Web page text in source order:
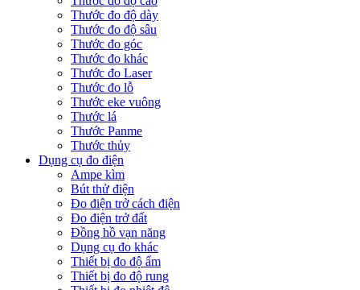
Thước đo độ dày
Thước đo độ sâu
Thước đo góc
Thước đo khác
Thước đo Laser
Thước đo lỗ
Thước eke vuông
Thước lá
Thước Panme
Thước thủy
Dụng cụ đo điện
Ampe kìm
Bút thử điện
Đo điện trở cách điện
Đo điện trở đất
Đồng hồ vạn năng
Dụng cụ đo khác
Thiết bị đo độ ẩm
Thiết bị đo độ rung